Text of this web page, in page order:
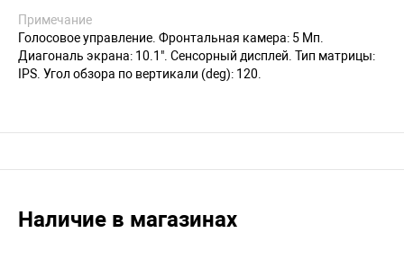
Примечание
Голосовое управление. Фронтальная камера: 5 Мп.
Диагональ экрана: 10.1". Сенсорный дисплей. Тип матрицы:
IPS. Угол обзора по вертикали (deg): 120.
Наличие в магазинах